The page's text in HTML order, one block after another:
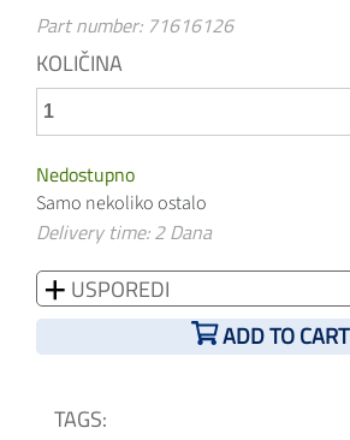
Part number: 71616126
KOLIČINA
Nedostupno
Samo nekoliko ostalo
Delivery time: 2 Dana
USPOREDI
ADD TO CART
TAGS: